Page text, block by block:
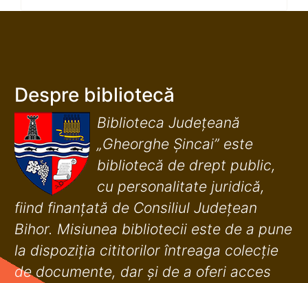
Despre bibliotecă
Biblioteca Județeană
„Gheorghe Șincai” este
bibliotecă de drept public,
cu personalitate juridică,
fiind finanţată de Consiliul Judeţean
Bihor. Misiunea bibliotecii este de a pune
la dispoziţia cititorilor întreaga colecţie
de documente, dar şi de a oferi acces